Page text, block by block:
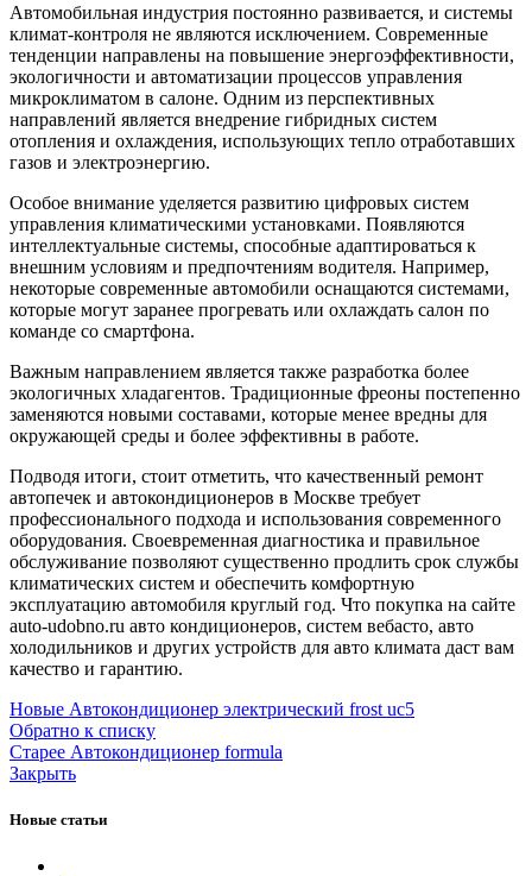
Автомобильная индустрия постоянно развивается, и системы
климат-контроля не являются исключением. Современные
тенденции направлены на повышение энергоэффективности,
экологичности и автоматизации процессов управления
микроклиматом в салоне. Одним из перспективных
направлений является внедрение гибридных систем
отопления и охлаждения, использующих тепло отработавших
газов и электроэнергию.
Особое внимание уделяется развитию цифровых систем
управления климатическими установками. Появляются
интеллектуальные системы, способные адаптироваться к
внешним условиям и предпочтениям водителя. Например,
некоторые современные автомобили оснащаются системами,
которые могут заранее прогревать или охлаждать салон по
команде со смартфона.
Важным направлением является также разработка более
экологичных хладагентов. Традиционные фреоны постепенно
заменяются новыми составами, которые менее вредны для
окружающей среды и более эффективны в работе.
Подводя итоги, стоит отметить, что качественный ремонт
автопечек и автокондиционеров в Москве требует
профессионального подхода и использования современного
оборудования. Своевременная диагностика и правильное
обслуживание позволяют существенно продлить срок службы
климатических систем и обеспечить комфортную
эксплуатацию автомобиля круглый год. Что покупка на сайте
auto-udobno.ru авто кондиционеров, систем вебасто, авто
холодильников и других устройств для авто климата даст вам
качество и гарантию.
Новые Автокондиционер электрический frost uc5
Обратно к списку
Старее Автокондиционер formula
Закрыть
Новые статьи